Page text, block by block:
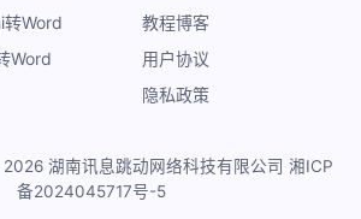
转Word
Word
教程博客
用户协议
隐私政策
湖南讯息跳动网络科技有限公司 湘ICP
备2024045717号-5